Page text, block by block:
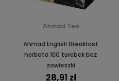
Ahmad Tea
Ahmad English Breakfast
herbata 100 torebek bez
zawieszki
28,91 zł